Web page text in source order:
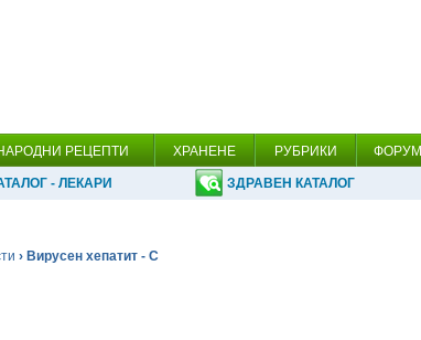
РЕЦЕПТИ ХРАНЕНЕ РУБРИКИ ФОРУМ
- ЛЕКАРИ ЗДРАВЕН КАТАЛОГ
› Вирусен хепатит - С